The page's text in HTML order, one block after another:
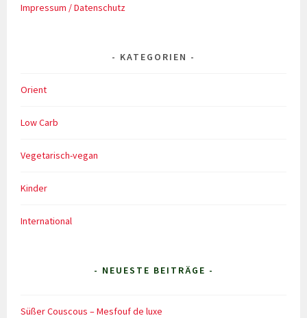
Impressum / Datenschutz
KATEGORIEN
Orient
Low Carb
Vegetarisch-vegan
Kinder
International
- NEUESTE BEITRÄGE -
Süßer Couscous – Mesfouf de luxe